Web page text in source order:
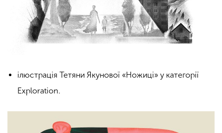
ілюстрація Тетяни Якунової «Ножиці» у категорії
Exploration.